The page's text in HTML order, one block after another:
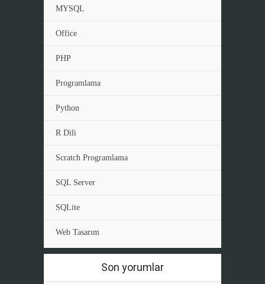
MYSQL
Office
PHP
Programlama
Python
R Dili
Scratch Programlama
SQL Server
SQLite
Web Tasarım
Son yorumlar